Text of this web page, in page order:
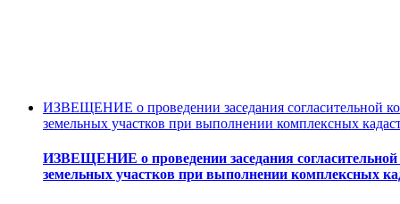
ИЗВЕЩЕНИЕ о проведении заседания согласительной
земельных участков при выполнении комплексных
ИЗВЕЩЕНИЕ о проведении заседания согласительной
земельных участков при выполнении комплексных